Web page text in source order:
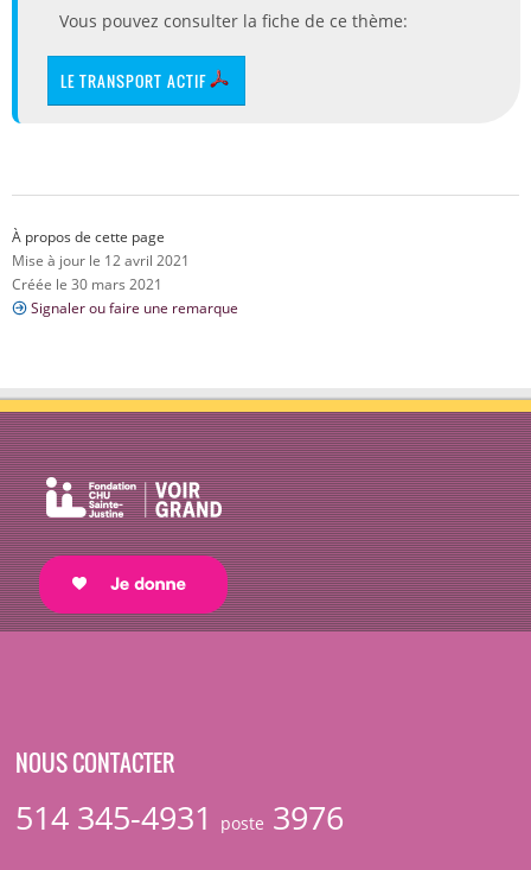
Vous pouvez consulter la fiche de ce thème:
LE TRANSPORT ACTIF
À propos de cette page
Mise à jour le 12 avril 2021
Créée le 30 mars 2021
Signaler ou faire une remarque
NOUS CONTACTER
514 345-4931 poste 3976